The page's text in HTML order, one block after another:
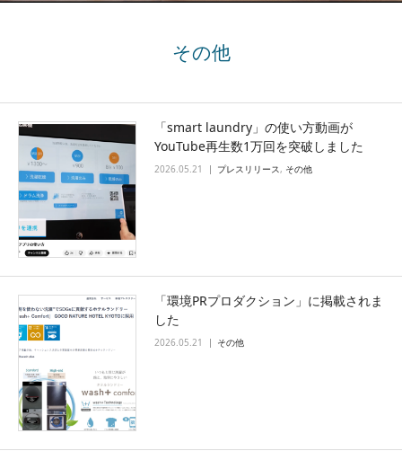
その他
「smart laundry」の使い方動画が
YouTube再生数1万回を突破しました
2026.05.21 プレスリリース, その他
「環境PRプロダクション」に掲載されま
した
2026.05.21 その他